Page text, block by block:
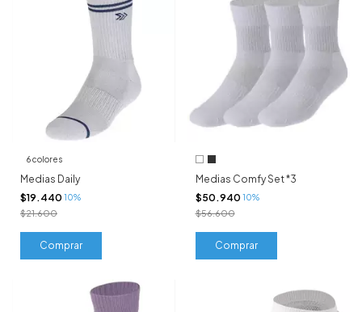
6 colores
Medias Daily
$19.440 10%
$21.600
Comprar
Medias Comfy Set *3
$50.940 10%
$56.600
Comprar